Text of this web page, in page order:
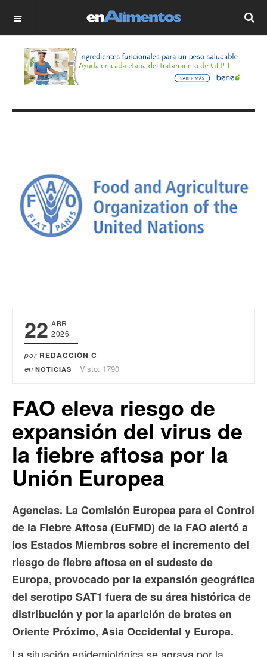
OFF CANVAS
22 ABR
2026
por REDACCIÓN C
en NOTICIAS Visto: 1790
FAO eleva riesgo de
expansión del virus de
la fiebre aftosa por la
Unión Europea
Agencias. La Comisión Europea para el Control
de la Fiebre Aftosa (EuFMD) de la FAO alertó a
los Estados Miembros sobre el incremento del
riesgo de fiebre aftosa en el sudeste de
Europa, provocado por la expansión geográfica
del serotipo SAT1 fuera de su área histórica de
distribución y por la aparición de brotes en
Oriente Próximo, Asia Occidental y Europa.